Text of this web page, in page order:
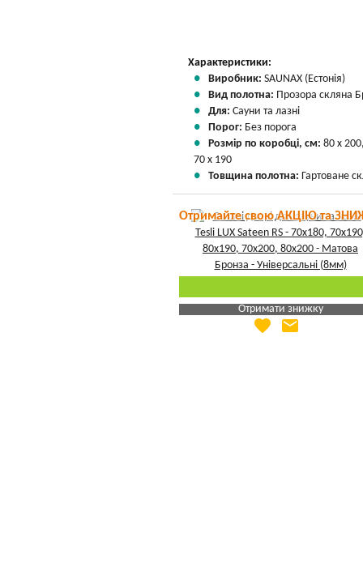
Характеристики:
Виробник: SAUNAX (Естонія)
Вид полотна: Прозора скляна
Для: Сауни та лазні
Порог: Без порога
Розмір по коробці, см: 80 х
70 х 190
Товщина полотна: Гартоване
Отримайте свою АКЦІЮ та
Отримати знижку
Яка Ваша ціна
favorite email